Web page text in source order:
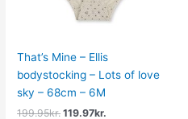
That’s Mine – Ellis
bodystocking – Lots of love
sky – 68cm – 6M
199.95kr. 119.97kr.